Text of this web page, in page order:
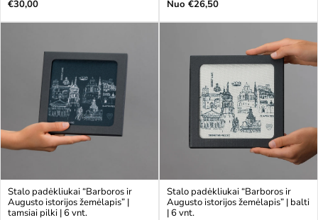
Įprasta
€30,00
Įprasta
Nuo €26,50
Stalo padėkliukai “Barboros ir
Augusto istorijos žemėlapis” |
tamsiai pilki | 6 vnt.
Stalo padėkliukai “Barboros ir
Augusto istorijos žemėlapis” | balti
| 6 vnt.